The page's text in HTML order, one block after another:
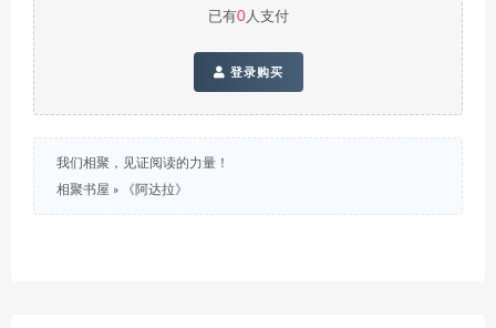
已有0人支付
登录购买
我们相聚，见证阅读的力量！
相聚书屋 » 《阿达拉》